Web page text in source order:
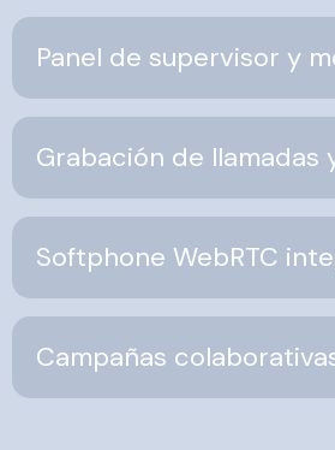
Panel de supervisor y
Grabación de
Softphone WebRTC
Campañas